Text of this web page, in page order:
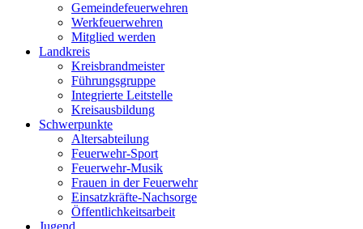
Gemeindefeuerwehren
Werkfeuerwehren
Mitglied werden
Landkreis
Kreisbrandmeister
Führungsgruppe
Integrierte Leitstelle
Kreisausbildung
Schwerpunkte
Altersabteilung
Feuerwehr-Sport
Feuerwehr-Musik
Frauen in der Feuerwehr
Einsatzkräfte-Nachsorge
Öffentlichkeitsarbeit
Jugend